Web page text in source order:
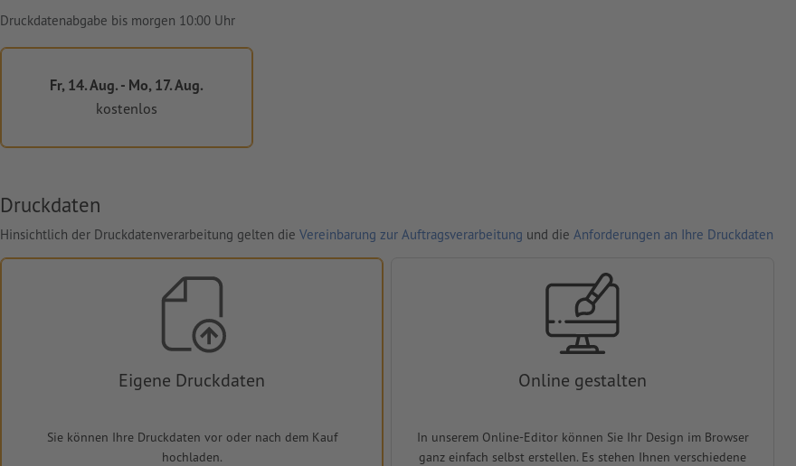
Druckdatenabgabe bis morgen 10:00 Uhr
Fr, 14. Aug. - Mo, 17. Aug.
kostenlos
Druckdaten
Hinsichtlich der Druckdatenverarbeitung gelten die Vereinbarung zur Auftragsverarbeitung und die Anforderungen an Ihre Druckdaten
Eigene Druckdaten
Sie können Ihre Druckdaten vor oder nach dem Kauf
hochladen.
Online gestalten
In unserem Online-Editor können Sie Ihr Design im Browser
ganz einfach selbst erstellen. Es stehen Ihnen verschiedene